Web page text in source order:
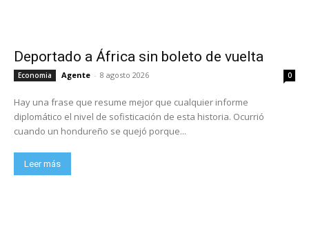
Deportado a África sin boleto de vuelta
Economia Agente - 8 agosto 2026 0
Hay una frase que resume mejor que cualquier informe
diplomático el nivel de sofisticación de esta historia. Ocurrió
cuando un hondureño se quejó porque...
Leer más